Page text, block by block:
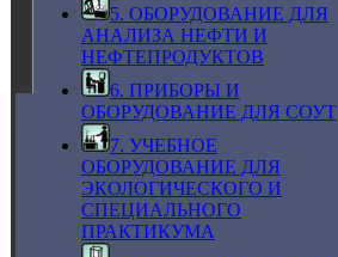
5. ОБОРУДОВАНИЕ ДЛЯ
АНАЛИЗА НЕФТИ И
НЕФТЕПРОДУКТОВ
6. ПРИБОРЫ И
ОБОРУДОВАНИЕ ДЛЯ СОУТ
7. УЧЕБНОЕ
ОБОРУДОВАНИЕ ДЛЯ
ЭКОЛОГИЧЕСКОГО И
СПЕЦИАЛЬНОГО
ПРАКТИКУМА